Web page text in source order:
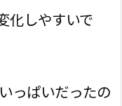
化しやすいで
っぱいだったの